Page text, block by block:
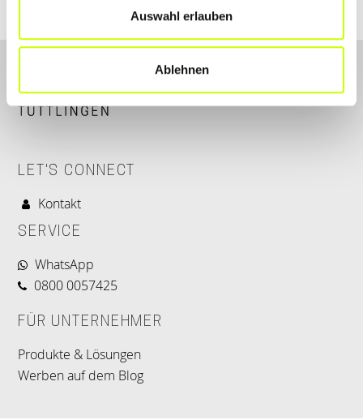
Auswahl erlauben
Ablehnen
LET'S CONNECT
Kontakt
SERVICE
WhatsApp
0800 0057425
FÜR UNTERNEHMER
Produkte & Lösungen
Werben auf dem Blog